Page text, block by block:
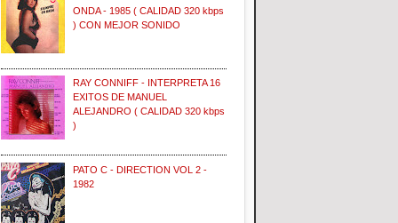
ONDA - 1985 ( CALIDAD 320 kbps
) CON MEJOR SONIDO
RAY CONNIFF - INTERPRETA 16
EXITOS DE MANUEL
ALEJANDRO ( CALIDAD 320 kbps
)
PATO C - DIRECTION VOL 2 -
1982